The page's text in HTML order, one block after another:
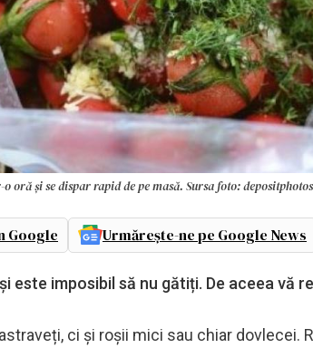
oră și se dispar rapid de pe masă. Sursa foto: depositphotos
Google Urmărește-ne pe Google News
este imposibil să nu gătiți. De aceea vă
ci și roșii mici sau chiar dovlecei.